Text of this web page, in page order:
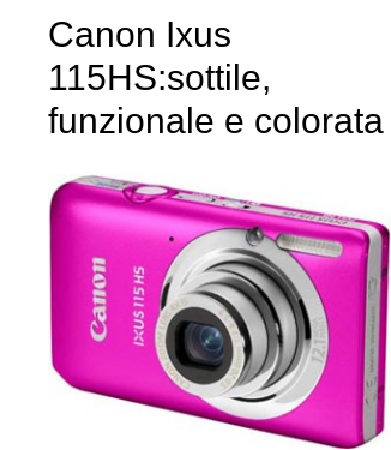
Canon Ixus
115HS:sottile,
funzionale e colorata